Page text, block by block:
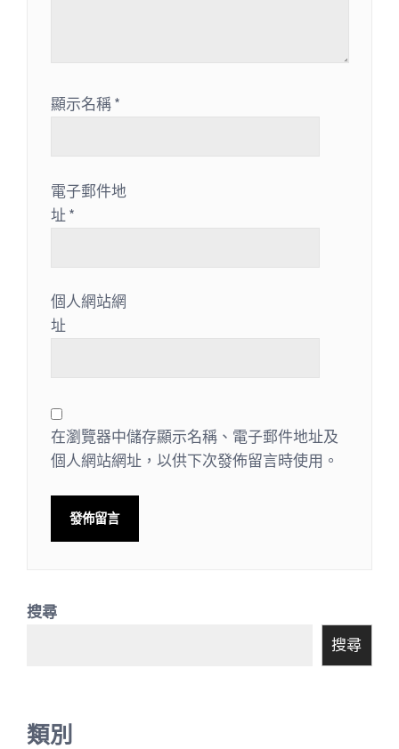
顯示名稱*
電子郵件地
址 *
個人網站網
址
在瀏覽器中儲存顯示名稱、電子郵件地址及
個人網站網址，以供下次發佈留言時使用。
搜尋
搜尋
類別